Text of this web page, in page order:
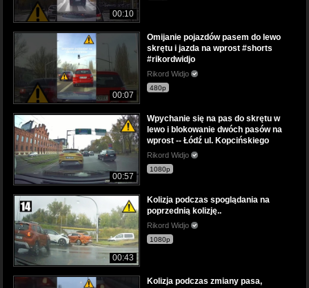
00:10
00:07
Omijanie pojazdów pasem do lewo
skrętu i jazda na wprost #shorts
#rikordwidjo
Rikord Widjo
480p
00:57
Wpychanie się na pas do skrętu w
lewo i blokowanie dwóch pasów na
wprost -- Łódź ul. Kopcińskiego
Rikord Widjo
1080p
00:43
Kolizja podczas spoglądania na
poprzednią kolizję..
Rikord Widjo
1080p
Kolizja podczas zmiany pasa,